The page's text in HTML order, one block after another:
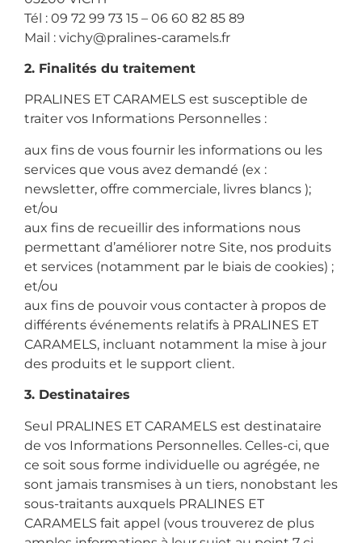
Tél : 09 72 99 73 15 – 06 60 82 85 89
Mail : vichy@pralines-caramels.fr
2. Finalités du traitement
PRALINES ET CARAMELS est susceptible de
traiter vos Informations Personnelles :
aux fins de vous fournir les informations ou les
services que vous avez demandé (ex :
newsletter, offre commerciale, livres blancs );
et/ou
aux fins de recueillir des informations nous
permettant d’améliorer notre Site, nos produits
et services (notamment par le biais de cookies) ;
et/ou
aux fins de pouvoir vous contacter à propos de
différents événements relatifs à PRALINES ET
CARAMELS, incluant notamment la mise à jour
des produits et le support client.
3. Destinataires
Seul PRALINES ET CARAMELS est destinataire
de vos Informations Personnelles. Celles-ci, que
ce soit sous forme individuelle ou agrégée, ne
sont jamais transmises à un tiers, nonobstant les
sous-traitants auxquels PRALINES ET
CARAMELS fait appel (vous trouverez de plus